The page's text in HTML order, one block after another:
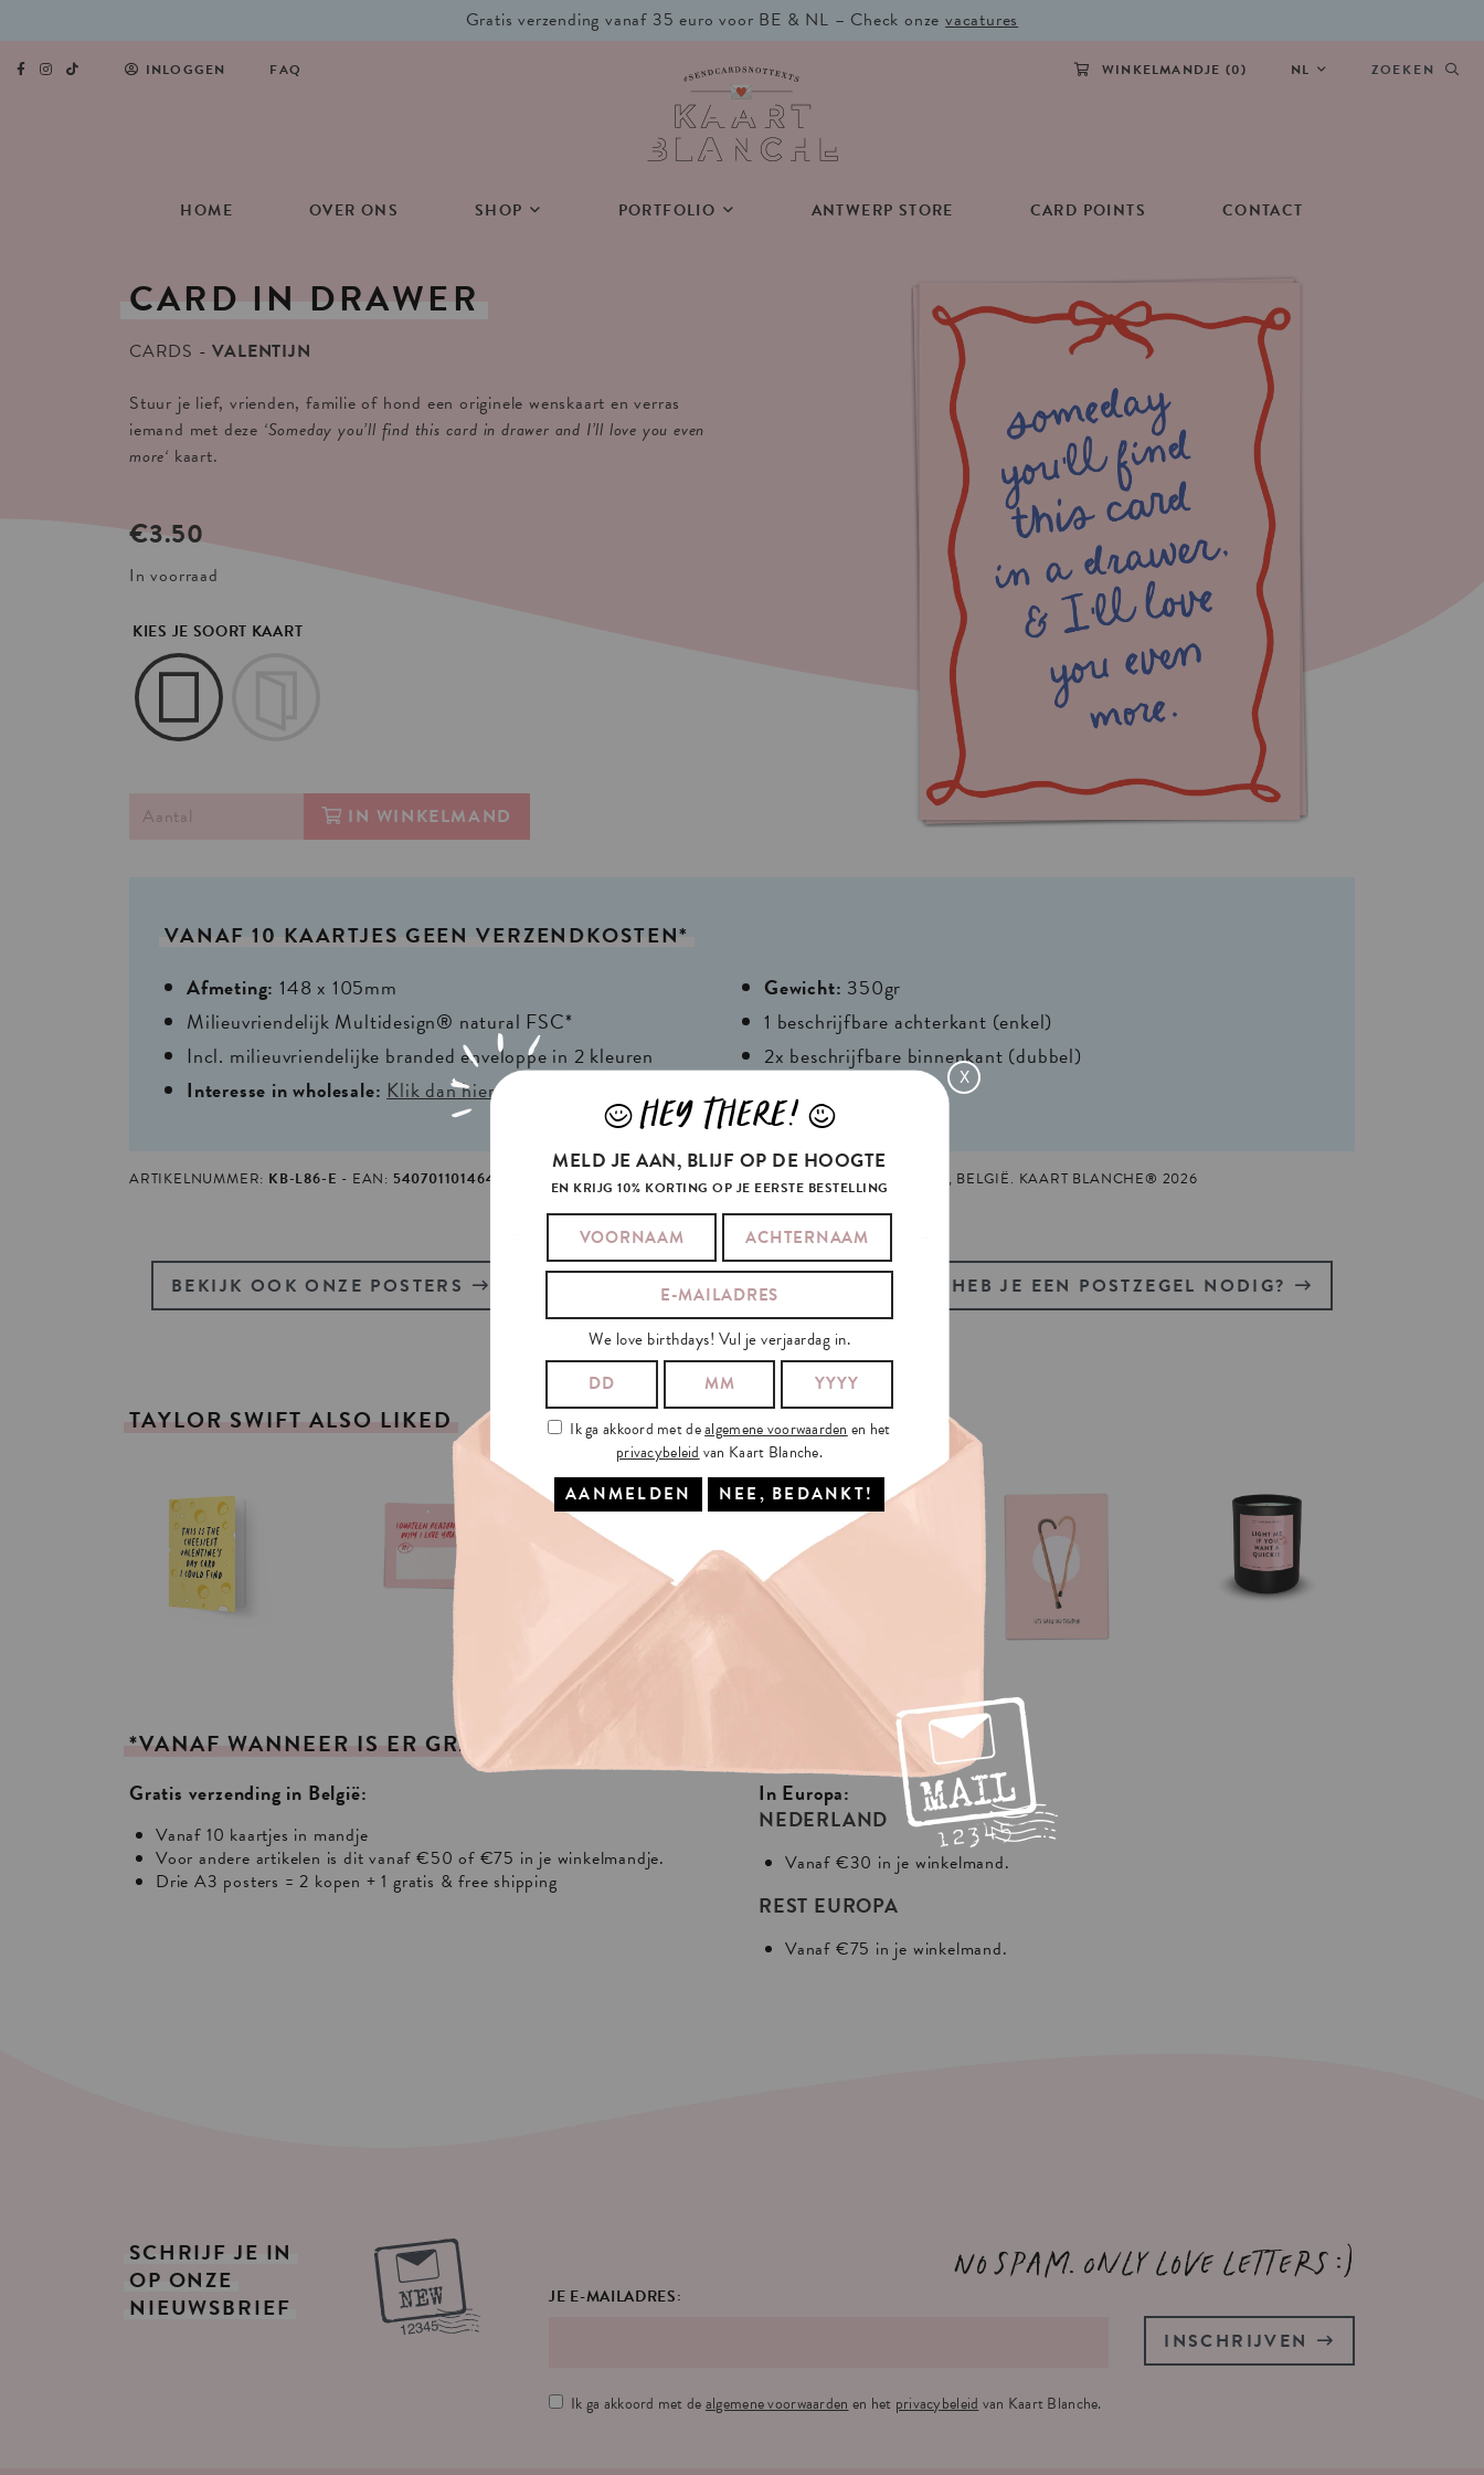
Gratis verzending vanaf 35 euro voor BE & NL – Check onzevacatures
INLOGGEN FAQ WINKELMANDJE (0) NL ZOEKEN
HOME OVER ONS SHOP PORTFOLIO ANTWERP STORE CARD POINTS CONTACT
CARD IN DRAWER
CARDS
VALENTIJN
Stuur je lief, vrienden, familie of hond een originele wenskaart en verras
iemand met deze ‘Someday you’ll find this card in drawer and I’ll love you even
more‘ kaart.
€3.50
In voorraad
KIES JE SOORT KAART
IN WINKELMAND
VANAF 10 KAARTJES GEEN VERZENDKOSTEN*
Afmeting: 148 x 105mm Gewicht: 350gr
Milieuvriendelijk Multidesign® natural FSC*
1 beschrijfbare achterkant (enkel)
Incl. milieuvriendelijke branded enveloppe in 2 kleuren
2x beschrijfbare binnenkant (dubbel)
Interesse in wholesale: Klik dan hier
ARTIKELNUMMER: KB-L86-E EAN: 5407011014647 TAGS:LIEFDE ,VALENTIJN GEMAAKT EN GEPRINT IN GENT, BELGIË. KAART BLANCHE® 2026
BEKIJK OOK ONZE POSTERS BEKIJK OOK ONZE GIFT-TAGS HEB JE EEN POSTZEGEL NODIG?
TAYLOR SWIFT ALSO LIKED
*VANAF WANNEER IS ER GRATIS
Gratis verzending in België:
Vanaf 10 kaartjes in mandje
Voor andere artikelen is dit vanaf €50 of €75 in je winkelmandje.
Drie A3 posters = 2 kopen + 1 gratis & free shipping
In Europa:
NEDERLAND
Vanaf €30 in je winkelmand.
REST EUROPA
Vanaf €75 in je winkelmand.
SCHRIJF JE IN
OP ONZE
NIEUWSBRIEF
No spam. Only love letters :)
JE E-MAILADRES:
Ik ga akkoord met dealgemene voorwaarden en het privacybeleid van Kaart Blanche.
INSCHRIJVEN
X
JHEY THERE! L
MELD JE AAN, BLIJF OP DE HOOGTE
EN KRIJG 10% KORTING OP JE EERSTE BESTELLING
We love birthdays! Vul je verjaardag in.
Ik ga akkoord met dealgemene voorwaarden en het
privacybeleid van Kaart Blanche.